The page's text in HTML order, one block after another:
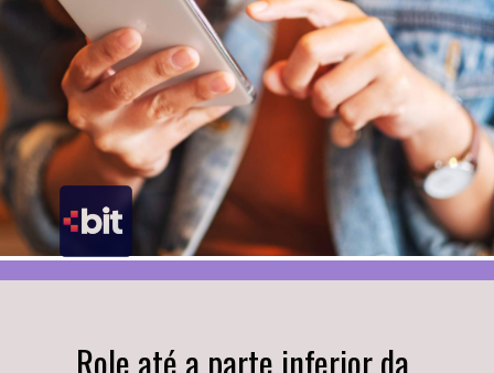
Role até a parte inferior da